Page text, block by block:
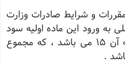
و شرایط صادرات وزارت
به ورود این ماده اولیه سود
بازرگانی و حقوق گمرکی متعلق به آن 15 می باشد ، که مجموع
.